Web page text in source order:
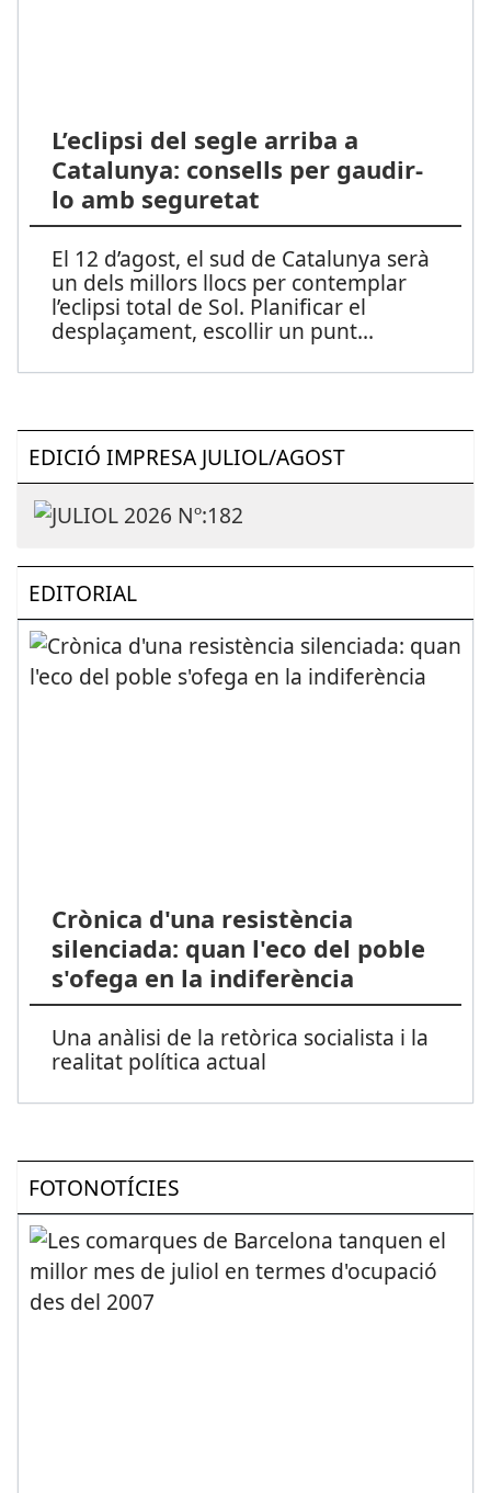
L’eclipsi del segle arriba a
Catalunya: consells per gaudir-
lo amb seguretat
El 12 d’agost, el sud de Catalunya serà
un dels millors llocs per contemplar
l’eclipsi total de Sol. Planificar el
desplaçament, escollir un punt...
EDICIÓ IMPRESA JULIOL/AGOST
EDITORIAL
Crònica d'una resistència
silenciada: quan l'eco del poble
s'ofega en la indiferència
Una anàlisi de la retòrica socialista i la
realitat política actual
FOTONOTÍCIES